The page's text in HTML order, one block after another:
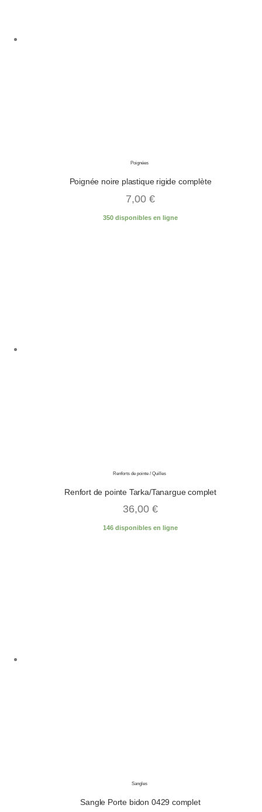
Poignées
Poignée noire plastique rigide complète
7,00 €
350 disponibles en ligne
Renforts de pointe / Quilles
Renfort de pointe Tarka/Tanargue complet
36,00 €
146 disponibles en ligne
Sangles
Sangle Porte bidon 0429 complet